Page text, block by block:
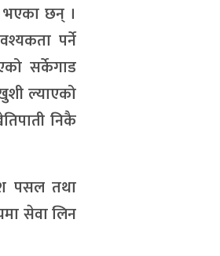
छन् ।
पर्ने
सर्केगाड
ल्याएको
निकै
पसल तथा
सेवा लिन